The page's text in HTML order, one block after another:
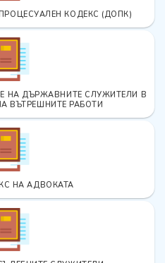
КОДЕКС (ДОПК)
НА ДЪРЖАВНИТЕ СЛУЖИТЕЛИ В
ВЪТРЕШНИТЕ РАБОТИ
НА АДВОКАТА